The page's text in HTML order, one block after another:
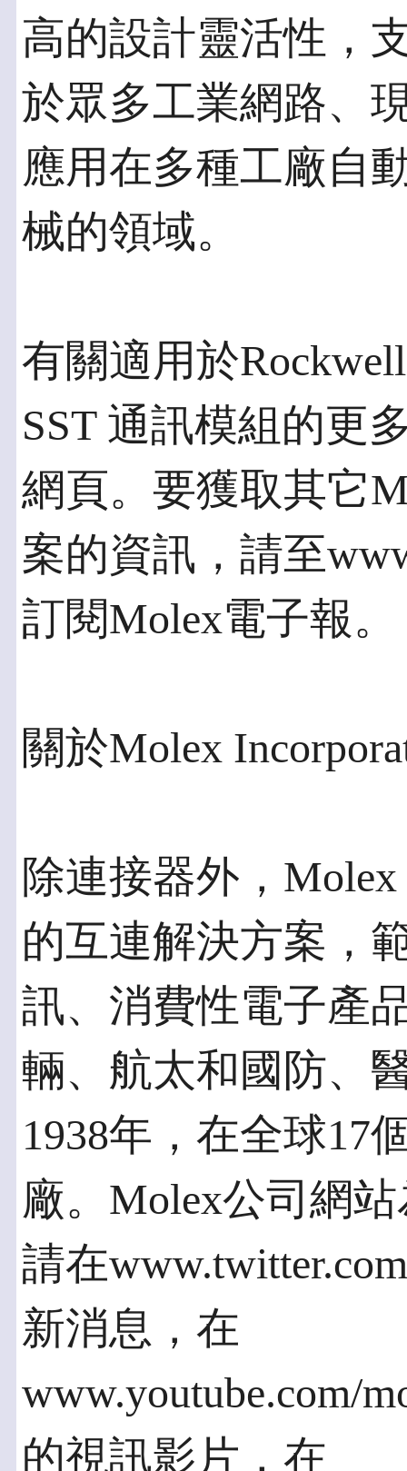
高的設計靈活性，
於眾多工業網路、
應用在多種工廠自
械的領域。
有關適用於
SST 通訊模組的更
網頁。要獲取其它
案的資訊，請至
訂閱Molex電子報。
關於Molex
除連接器外，
的互連解決方案，
訊、消費性電子產
輛、航太和國防、
1938年，在全球17
廠。Molex公司網站
請在
新消息，在
www.youtube.com/
的視訊影片，在